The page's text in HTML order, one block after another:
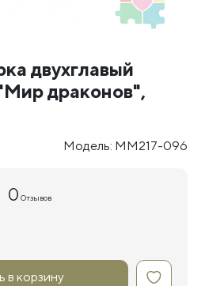
двухглавый
драконов",
Модель: MM217-096
0 Отзывов
в корзину